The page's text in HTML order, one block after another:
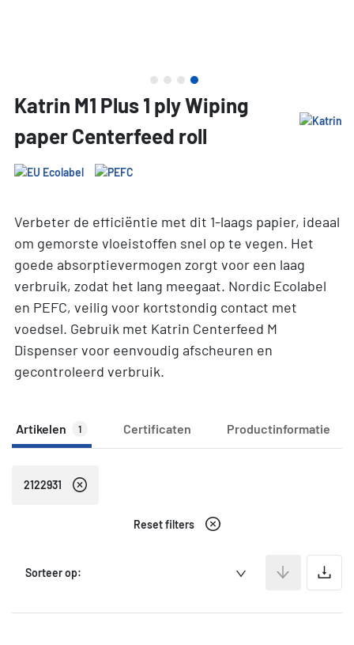
Katrin M1 Plus 1 ply Wiping
paper Centerfeed roll
Verbeter de efficiëntie met dit 1-laags papier, ideaal
om gemorste vloeistoffen snel op te vegen. Het
goede absorptievermogen zorgt voor een laag
verbruik, zodat het lang meegaat. Nordic Ecolabel
en PEFC, veilig voor kortstondig contact met
voedsel. Gebruik met Katrin Centerfeed M
Dispenser voor eenvoudig afscheuren en
gecontroleerd verbruik.
Artikelen 1 Certificaten Productinformatie
2122931
Reset filters
Sorteer op: